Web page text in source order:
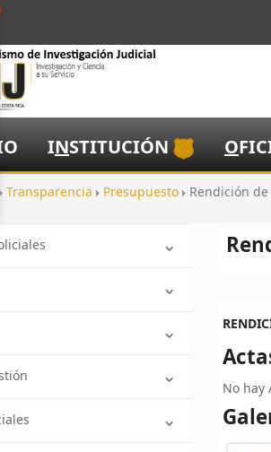
INSTITUCIÓN O
Transparencia Presupuesto Rendición
No hay